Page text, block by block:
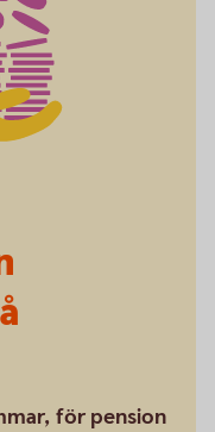
för pension